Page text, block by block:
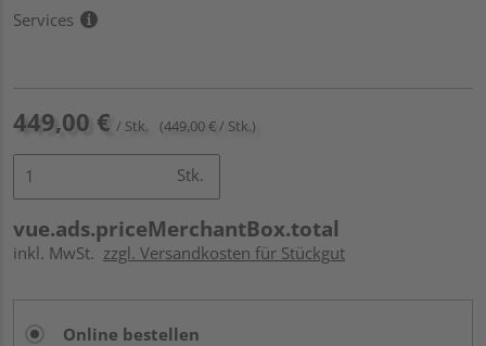
Services
449,00 € / Stk. (449,00 € / Stk.)
Stk.
vue.ads.priceMerchantBox.total
inkl. MwSt. zzgl. Versandkosten für Stückgut
Online bestellen